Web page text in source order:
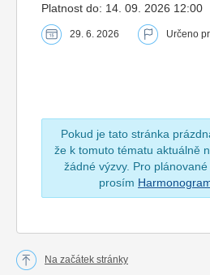
Platnost do: 14. 09. 2026 12:00
29. 6. 2026 Určeno
Pokud je tato stránka
že k tomuto tématu aktuálně
žádné výzvy. Pro
prosím
Na začátek stránky